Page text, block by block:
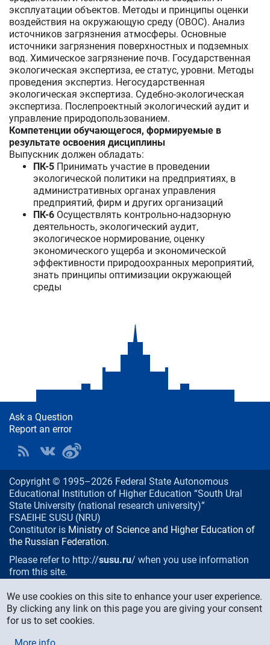
эксплуатации объектов. Методы и принципы оценки
воздействия на окружающую среду (ОВОС). Анализ
источников загрязнения атмосферы. Основные
источники загрязнения поверхностных и подземных
вод. Химическое загрязнение почв. Государственная
экологическая экспертиза, ее статус, уровни. Методы
проведения экспертиз. Негосударственная
экологическая экспертиза. Судебно-экологическая
экспертиза. Послепроектный экологический аудит и
управление природопользованием.
Компетенции обучающегося, формируемые в
результате освоения дисциплины
Выпускник должен обладать:
ПК-5 Принимать участие в проведении
экологической политики на предприятиях, в
административных органах управления
предприятий, фирм и других организаций
ПК-6 Осуществлять контрольно-надзорную
деятельность, экологический аудит,
экологическое нормирование, оценку
экономического ущерба и экономической
эффективности природоохранных мероприятий,
знать принципы оптимизации окружающей
среды
Ask a Question
Report an error
Copyright © 1995–2026 Federal State Autonomous
Educational Institution of Higher Education “South Ural
State University (national research university)”
FSAEIHE SUSU (NRU)
Constitutor is Ministry of Science and Higher Education of
the Russian Federation.
Please refer to http://susu.ru/ when you use information
from this site.
76, Lenin prospekt, Chelyabinsk, Russia, 454080
Phone/fax:+7 (351) 267-99-00
E-mail:info@susu.ru
We use cookies on this site to enhance your user experience.
By clicking any link on this page you are giving your consent
for us to set cookies.